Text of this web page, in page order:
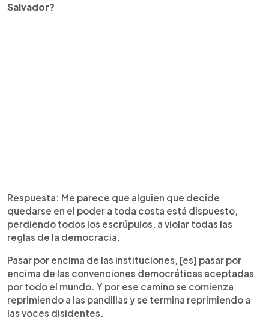
Salvador?
Respuesta: Me parece que alguien que decide
quedarse en el poder a toda costa está dispuesto,
perdiendo todos los escrúpulos, a violar todas las
reglas de la democracia.
Pasar por encima de las instituciones, [es] pasar por
encima de las convenciones democráticas aceptadas
por todo el mundo. Y por ese camino se comienza
reprimiendo a las pandillas y se termina reprimiendo a
las voces disidentes.